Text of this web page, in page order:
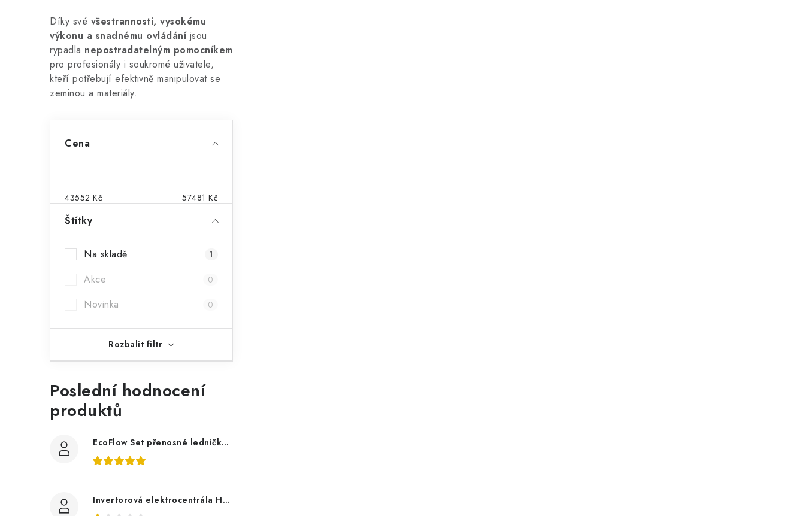
Díky své všestrannosti, vysokému
výkonu a snadnému ovládáníjsou
rypadla nepostradatelným pomocníkem
pro profesionály i soukromé uživatele,
kteří potřebují efektivně manipulovat se
zeminou a materiály.
t
p
a
n
e
l
Cena
43552 Kč 57481 Kč
Štítky
Na skladě 1
Akce 0
Novinka 0
Rozbalit filtr
Poslední hodnocení
produktů
EcoFlow Set přenosné ledničky GLACIER Classic 55 l s Glacier baterií
Invertorová elektrocentrála Hahn & Sohn H IG 2400